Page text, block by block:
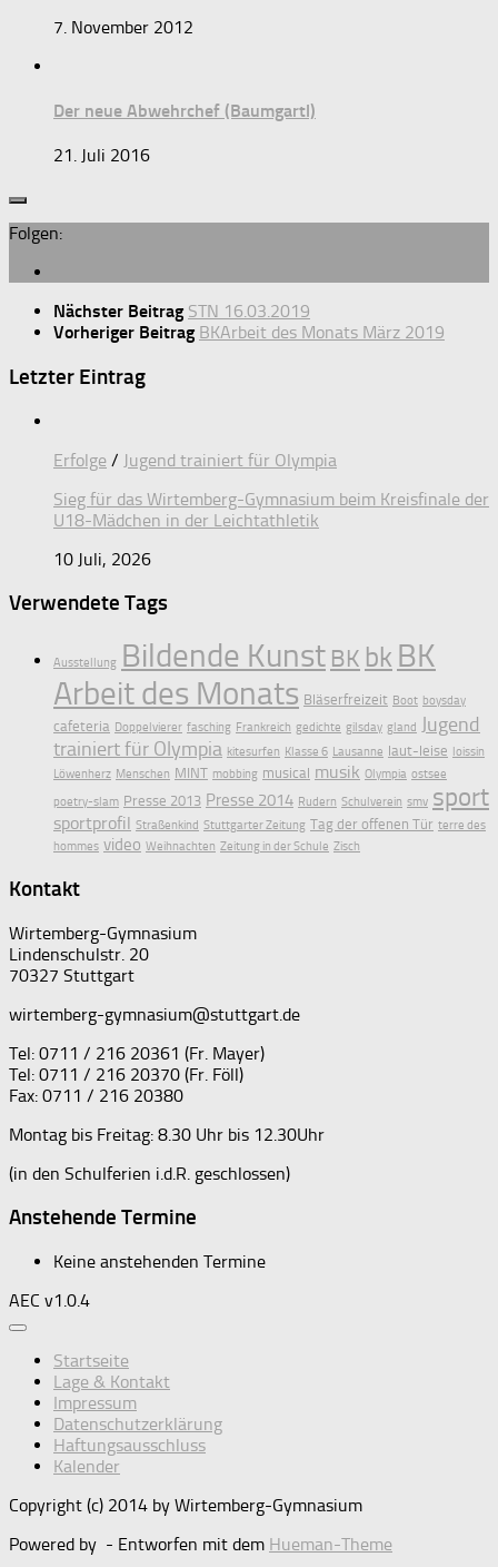
7. November 2012
Der neue Abwehrchef (Baumgartl)
21. Juli 2016
Folgen:
Nächster Beitrag STN 16.03.2019
Vorheriger Beitrag BKArbeit des Monats März 2019
Letzter Eintrag
Erfolge / Jugend trainiert für Olympia
Sieg für das Wirtemberg-Gymnasium beim Kreisfinale der
U18-Mädchen in der Leichtathletik
10 Juli, 2026
Verwendete Tags
Ausstellung Bildende Kunst BK bk BK
Arbeit des Monats Bläserfreizeit Boot boysday
cafeteria Doppelvierer fasching Frankreich gedichte gilsday gland
Jugend
trainiert für Olympia kitesurfen Klasse 6 Lausanne laut-leise
loissin
Löwenherz Menschen MINT mobbing musical musik Olympia ostsee
poetry-slam Presse 2013 Presse 2014 Rudern Schulverein smv sport
sportprofil Straßenkind Stuttgarter Zeitung Tag der offenen Tür terre des
hommes video Weihnachten Zeitung in der Schule Zisch
Kontakt
Wirtemberg-Gymnasium
Lindenschulstr. 20
70327 Stuttgart
wirtemberg-gymnasium@stuttgart.de
Tel: 0711 / 216 20361 (Fr. Mayer)
Tel: 0711 / 216 20370 (Fr. Föll)
Fax: 0711 / 216 20380
Montag bis Freitag: 8.30 Uhr bis 12.30Uhr
(in den Schulferien i.d.R. geschlossen)
Anstehende Termine
Keine anstehenden Termine
AEC v1.0.4
Startseite
Lage & Kontakt
Impressum
Datenschutzerklärung
Haftungsausschluss
Kalender
Copyright (c) 2014 by Wirtemberg-Gymnasium
Powered by - Entworfen mit dem Hueman-Theme